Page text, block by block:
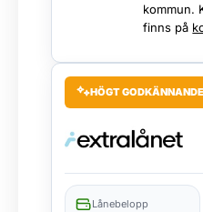
kommun.
finns på
HÖGT GODKÄNNANDE
Lånebelopp